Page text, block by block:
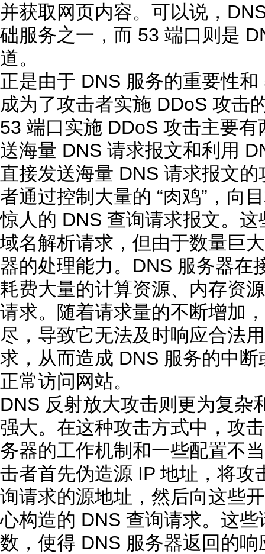
并获取网页内容。可以说，
础服务之一，而 53 端口则是
道。
正是由于 DNS 服务的重要性
成为了攻击者实施 DDoS 攻击
53 端口实施 DDoS 攻击主要
送海量 DNS 请求报文和利用
直接发送海量 DNS 请求报文
者通过控制大量的 “肉鸡”，向
惊人的 DNS 查询请求报文。
域名解析请求，但由于数量巨
器的处理能力。DNS 服务器在
耗费大量的计算资源、内存资
请求。随着请求量的不断增加
尽，导致它无法及时响应合法
求，从而造成 DNS 服务的中
正常访问网站。
DNS 反射放大攻击则更为复杂
强大。在这种攻击方式中，攻
务器的工作机制和一些配置不
击者首先伪造源 IP 地址，将攻
询请求的源地址，然后向这些
心构造的 DNS 查询请求。这
数，使得 DNS 服务器返回的